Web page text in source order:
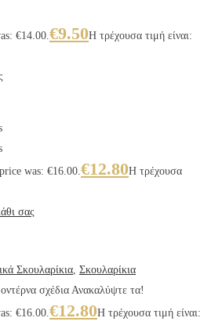
€14.00.€9.50Η τρέχουσα τιμή είναι:
was: €16.00.€12.80Η τρέχουσα
σας
Σκουλαρίκια, Σκουλαρίκια
σχέδια Ανακαλύψτε τα!
€16.00.€12.80Η τρέχουσα τιμή είναι: